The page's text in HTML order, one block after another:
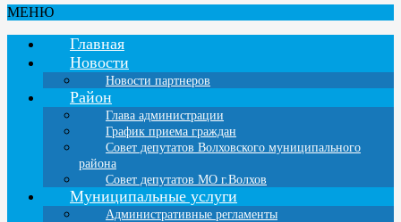
МЕНЮ
Главная
Новости
Новости партнеров
Район
Глава администрации
График приема граждан
Совет депутатов Волховского муниципального
района
Совет депутатов МО г.Волхов
Муниципальные услуги
Административные регламенты